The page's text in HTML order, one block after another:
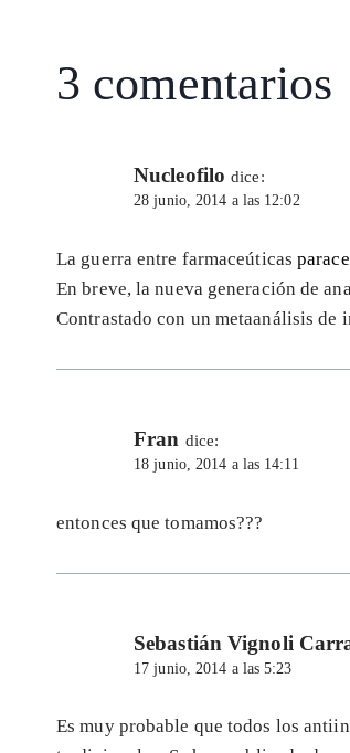
3 comentarios
Nucleofilo dice:
28 junio, 2014 a las 12:02
La guerra entre farmaceúticas
En breve, la nueva generación de
Contrastado con un metaanálisis de
Fran dice:
18 junio, 2014 a las 14:11
entonces que tomamos???
Sebastián Vignoli
17 junio, 2014 a las 5:23
Es muy probable que todos los